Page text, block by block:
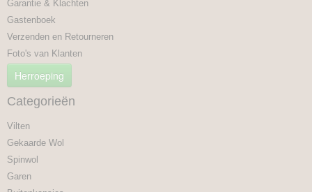
Garantie & Klachten
Gastenboek
Verzenden en Retourneren
Foto's van Klanten
Herroeping
Categorieën
Vilten
Gekaarde Wol
Spinwol
Garen